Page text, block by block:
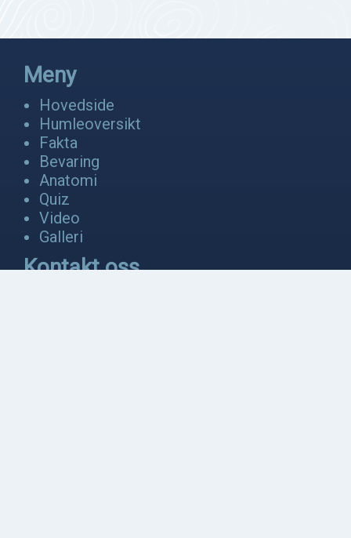
Meny
Hovedside
Humleoversikt
Fakta
Bevaring
Anatomi
Quiz
Video
Galleri
Kontakt oss